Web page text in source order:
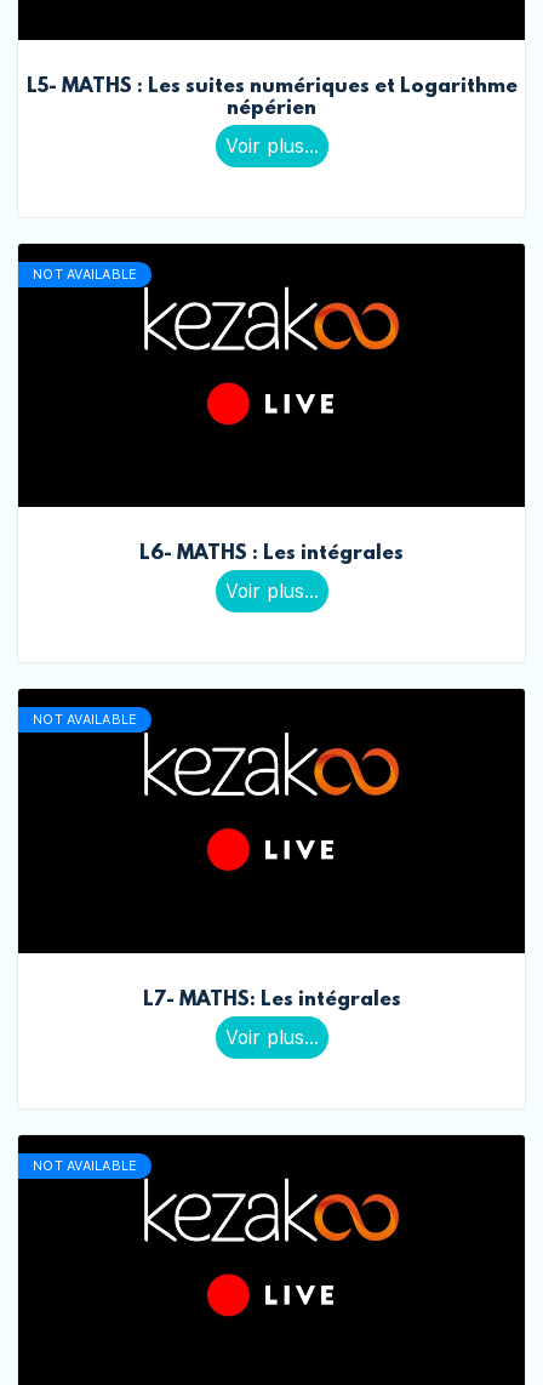
L5- MATHS : Les suites numériques et Logarithme
népérien
Voir plus...
NOT AVAILABLE
L6- MATHS : Les intégrales
Voir plus...
NOT AVAILABLE
L7- MATHS: Les intégrales
Voir plus...
NOT AVAILABLE